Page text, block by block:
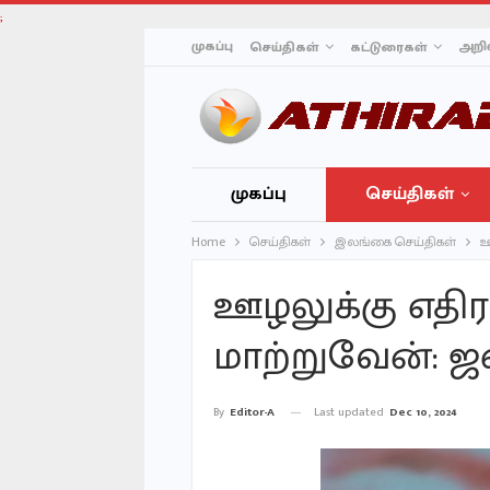
;
முகப்பு செய்திகள் கட்டுரைகள்
முகப்பு செய்திகள்
Home செய்திகள் இலங்கை செய்திகள்
ஊழலுக்கு
மாற்றுவேன்:
By Editor-A Last updated Dec 10, 2024